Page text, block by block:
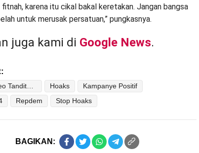
fitnah, karena itu cikal bakal keretakan. Jangan bangsa
untuk merusak persatuan,” pungkasnya.
juga kami di Google News.
Hoaks
Kampanye Positif
Repdem Stop Hoaks
BAGIKAN: